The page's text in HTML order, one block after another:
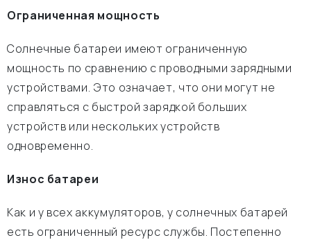
Ограниченная мощность
Солнечные батареи имеют ограниченную
мощность по сравнению с проводными зарядными
устройствами. Это означает, что они могут не
справляться с быстрой зарядкой больших
устройств или нескольких устройств
одновременно.
Износ батареи
Как и у всех аккумуляторов, у солнечных батарей
есть ограниченный ресурс службы. Постепенно